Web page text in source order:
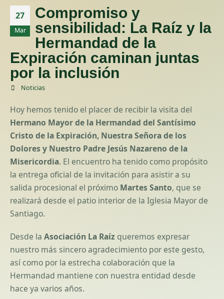
27
Mar
Compromiso y
sensibilidad: La Raíz y la
Hermandad de la
Expiración caminan juntas
por la inclusión
Noticias
Hoy hemos tenido el placer de recibir la visita del
Hermano Mayor de la Hermandad del Santísimo
Cristo de la Expiración, Nuestra Señora de los
Dolores y Nuestro Padre Jesús Nazareno de la
Misericordia. El encuentro ha tenido como propósito
la entrega oficial de la invitación para asistir a su
salida procesional el próximo Martes Santo, que se
realizará desde el patio interior de la Iglesia Mayor de
Santiago.
Desde la Asociación La Raíz queremos expresar
nuestro más sincero agradecimiento por este gesto,
así como por la estrecha colaboración que la
Hermandad mantiene con nuestra entidad desde
hace ya varios años.